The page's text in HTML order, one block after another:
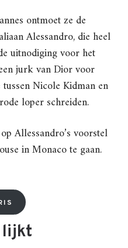
ontmoet ze de
Alessandro, die heel
uitnodiging voor het
jurk van Dior voor
Nicole Kidman en
loper schreiden.
Allessandro’s voorstel
in Monaco te gaan.
lijkt